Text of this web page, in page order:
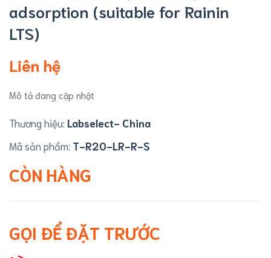
adsorption (suitable for Rainin
LTS)
Liên hệ
Mô tả đang cập nhật
Thương hiệu: Labselect- China
Mã sản phẩm: T-R20-LR-R-S
CÒN HÀNG
GỌI ĐỂ ĐẶT TRƯỚC